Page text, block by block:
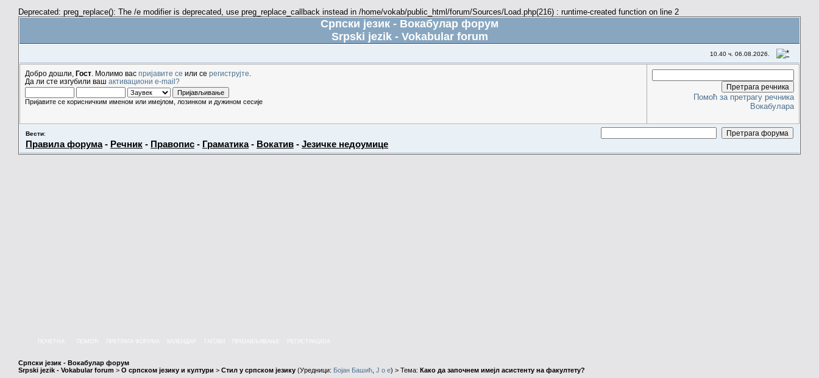
Deprecated: preg_replace(): The /e modifier is deprecated, use preg_replace_callback instead in /home/vokab/public_html/forum/Sources/Load.php(216) : runtime-created function on line 2
Српски језик - Вокабулар форум
Srpski jezik - Vokabular forum
10.40 ч. 06.08.2026.
Добро дошли, Гост . Молимо вас пријавите се или се региструјте
Да ли сте изгубили ваш активациони e-mail?
Пријавите се корисничким именом или имејлом, лозинком и дужином сесије
Помоћ за претрагу речника
Вокабулара
Вести:
Правила форума- Речник - Правопис - Граматика- Вокатив - Језичке недоумице
КАЛЕНДАР
Српски језик - Вокабулар форум
Srpski jezik - Vokabular forum > О српском језику и култури > Стил у српском језику (Уредници: Бојан Башић J o e) > Тема: Како да започнем имејл асистенту на факултету?